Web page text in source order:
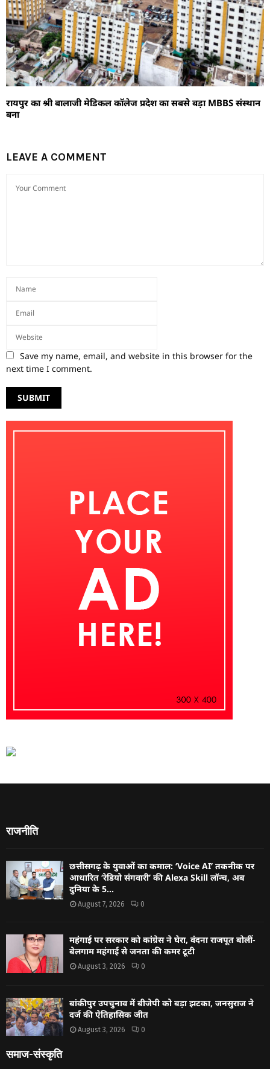
रायपुर का श्री बालाजी मेडिकल कॉलेज प्रदेश का सबसे बड़ा MBBS संस्थान
बना
LEAVE A COMMENT
Save my name, email, and website in this browser for the
next time I comment.
राजनीति
छत्तीसगढ़ के युवाओं का कमाल: ‘Voice AI’ तकनीक पर
आधारित ‘रेडियो संगवारी’ की Alexa Skill लॉन्च, अब
दुनिया के 5...
August 7, 2026 0
महंगाई पर सरकार को कांग्रेस ने घेरा, वंदना राजपूत बोलीं-
बेलगाम महंगाई से जनता की कमर टूटी
August 3, 2026 0
बांकीपुर उपचुनाव में बीजेपी को बड़ा झटका, जनसुराज ने
दर्ज की ऐतिहासिक जीत
August 3, 2026 0
समाज-संस्कृति